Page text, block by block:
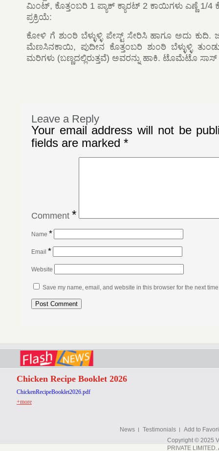
ಮಿಂಟ್, ಕೊತ್ತಂಬರಿ 1 ಪ್ಯಾಕ್ ಕ್ಯಾರಟ್ 2 ಕಾಯಿಗಳು ಎಣ್ಣೆ 1/4
ಪ್ರಕ್ರಿಯೆ:
ಕೋಳಿ ಗೆ ಶುಂಠಿ ಬೆಳ್ಳುಳ್ಳಿ ಪೇಸ್ಟ್ ಸೇರಿಸಿ ಹಾಗೂ ಅದು ಕುದಿ.
ಮೆಣಸಿನಕಾಯಿ, ಪುದೀನ ಕೊತ್ತಂಬರಿ ಶುಂಠಿ ಬೆಳ್ಳುಳ್ಳಿ
ಮರಿಗಳು (ಬಣ್ಣದಲ್ಲಿರುತ್ತವೆ) ಅವರನ್ನು ಹಾಕಿ. ಟೊಮೆಟೊ ಸಾಸ್
Leave a Reply
Your email address will not be
fields are marked *
Comment *
Name *
Email *
Website
Save my name, email, and website in this browser for the next
Chicken Recipe Booklet 2026
ChickenRecipeBooklet2026.pdf
+more
News Testimonials
Add to
Copyright © 2025
PRIVATE